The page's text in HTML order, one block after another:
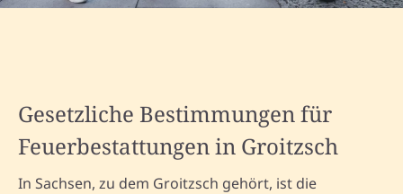
Gesetzliche Bestimmungen für
Feuerbestattungen in Groitzsch
In Sachsen, zu dem Groitzsch gehört, ist die